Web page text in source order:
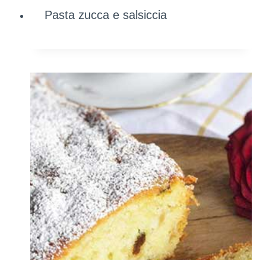
Pasta zucca e salsiccia